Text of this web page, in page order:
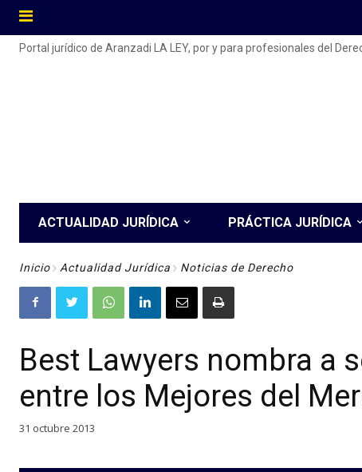
Portal jurídico de Aranzadi LA LEY, por y para profesionales del
ACTUALIDAD JURÍDICA PRÁCTICA JURÍDICA
Inicio Actualidad Jurídica Noticias de Derecho
Best Lawyers nombra a
entre los Mejores del
31 octubre 2013